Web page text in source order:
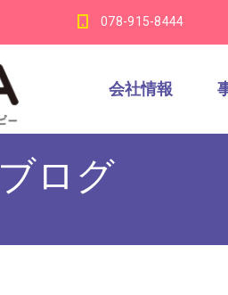
078-915-8444
会社情報
ログ